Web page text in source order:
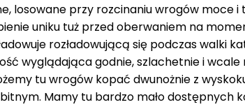
przy rozcinaniu wrogów moce
uniku tuż przed oberwaniem na
rozładowującą się podczas walki
wyglądająca godnie, szlachetnie i wcale
tu wrogów kopać dwunożnie z
Mamy tu bardzo mało dostępnych